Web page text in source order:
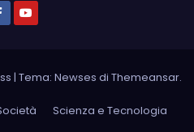
| Tema: Newses di Themeansar.
Scienza e Tecnologia